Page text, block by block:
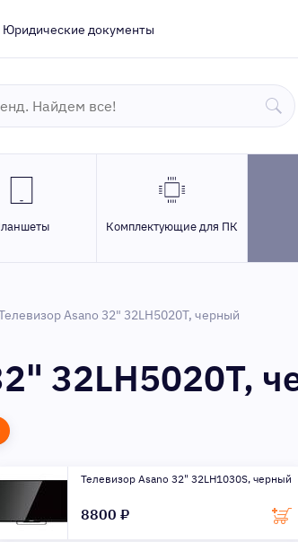
Юридические документы
Комплектующие для ПК
Asano 32" 32LH5020T, черный
32LH5020T,
Телевизор Asano 32" 32LH1030S, черный
8800 ₽